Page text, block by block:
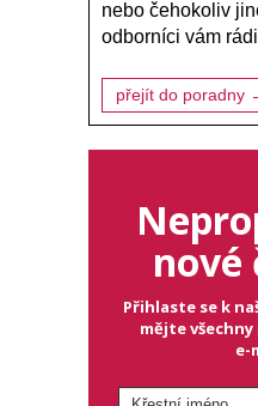
nebo čehokoliv
odborníci vám
přejít do poradny
nové
Přihlaste se k
mějte všechny
e-